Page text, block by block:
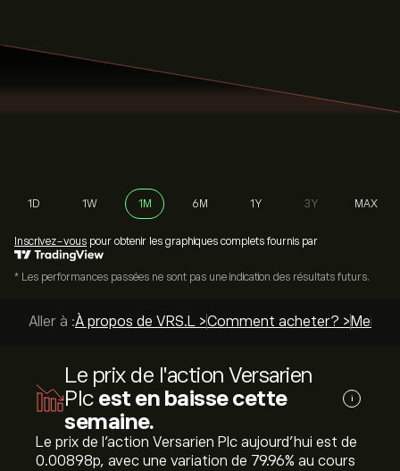
1D 1W 1M 6M 1Y 3Y MAX
Inscrivez-vous pour obtenir les graphiques complets fournis par
* Les performances passées ne sont pas une indication des résultats futurs.
Aller à :À propos de VRS.L >Comment acheter? >
Le prix de l'action Versarien
Plc est en baisse cette
semaine.
i
Le prix de l'action Versarien Plc aujourd'hui est de
0.00898‎p‎, avec une variation de ‎79.96‎% au cours